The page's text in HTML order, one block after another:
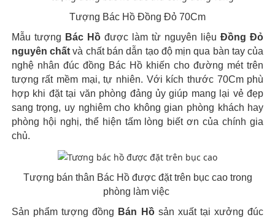
Tượng Bác Hồ Đồng Đỏ 70Cm
Mẫu tượng Bác Hồđược làm từ nguyên liệuĐồng Đỏ
nguyên chất và chất bán dẫn tạo độ mịn qua bàn tay của
nghệ nhân đúc đồng Bác Hồ khiến cho đường mét trên
tượng rất mềm mại, tự nhiên. Với kích thước 70Cm phù
hợp khi đặt tại văn phòng đảng ủy giúp mang lại vẻ đẹp
sang trọng, uy nghiêm cho không gian phòng khách hay
phòng hội nghị, thể hiện tấm lòng biết ơn của chính gia
chủ.
Tượng bán thân Bác Hồ được đặt trên bục cao trong
phòng làm việc
Sản phẩm tượng đồng Bán Hồsản xuất tại xưởng đúc